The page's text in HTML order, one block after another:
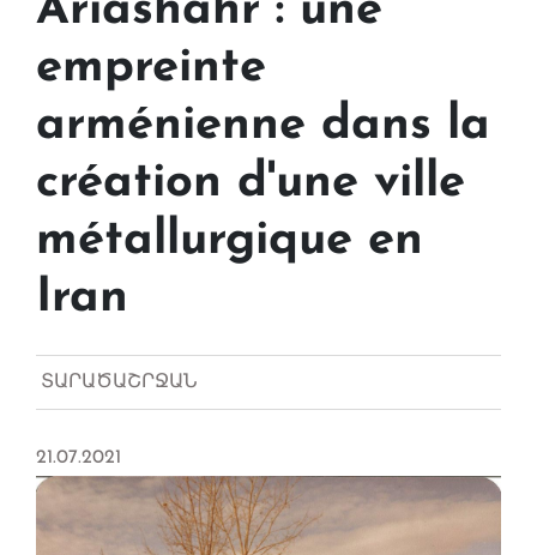
Ariashahr : une
empreinte
arménienne dans la
création d'une ville
métallurgique en
Iran
ՏԱՐԱԾԱՇՐՋԱՆ
21.07.2021